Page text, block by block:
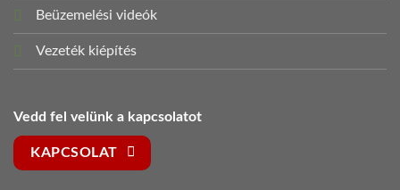
Beüzemelési videók
Vezeték kiépítés
Vedd fel velünk a kapcsolatot
KAPCSOLAT